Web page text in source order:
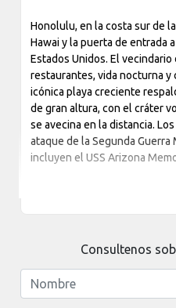
Honolulu, en la costa sur de
Hawai y la puerta de entrada
Estados Unidos. El
restaurantes, vida nocturna y
icónica playa creciente
de gran altura, con el cráter
se avecina en la distancia.
ataque de la Segunda Guerra
incluyen el USS Arizona
Consultenos